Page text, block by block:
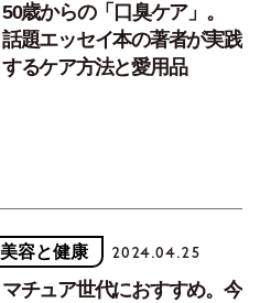
50歳からの「口臭ケア」。
話題エッセイ本の著者が実践
するケア方法と愛用品
美容と健康 2024.04.25
マチュア世代におすすめ。今